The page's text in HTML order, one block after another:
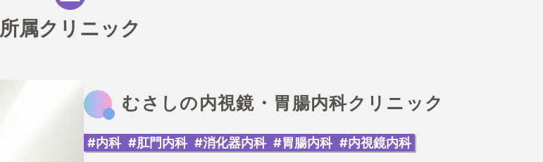
所属クリニック
むさしの内視鏡・胃腸内科クリニック
#内科 #肛門内科 #消化器内科 #胃腸内科 #内視鏡内科